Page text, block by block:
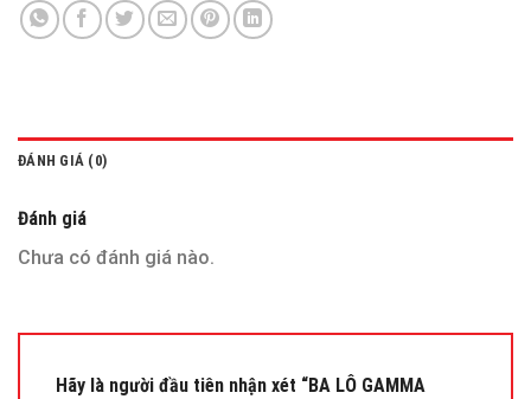
ĐÁNH GIÁ (0)
Đánh giá
Chưa có đánh giá nào.
Hãy là người đầu tiên nhận xét “BA LÔ GAMMA